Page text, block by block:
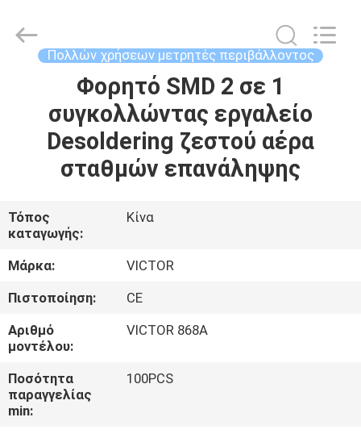
ΠΡΟΪΌΝΤΑ
ΕΜΕΊΣ
ΓΎΡΟΣ
ΕΡΓΟΣΤΑΣΊΩΝ
ΠΟΙΟΤΙΚΌΣ
ΈΛΕΓΧΟΣ
Rights
Πολλών χρήσεων μετρητές περιβάλλοντος
Φορητό SMD 2 σε 1
συγκολλώντας εργαλείο
Desoldering ζεστού αέρα
σταθμών επανάληψης
Τόπος
καταγωγής:
Κίνα
Μάρκα:
VICTOR
Πιστοποίηση:
CE
Αριθμό
μοντέλου:
VICTOR 868A
Ποσότητα
παραγγελίας
min:
100PCS